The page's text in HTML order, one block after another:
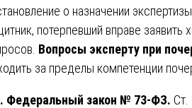
о назначении
потерпевший вправе заявить
Вопросы эксперту при
за пределы компетенции
Федеральный закон № 73-ФЗ. Ст.